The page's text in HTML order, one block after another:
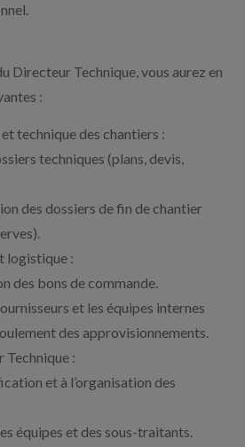
Directeur Technique, vous aurez en
:
technique des chantiers :
techniques (plans, devis,
des dossiers de fin de chantier
logistique :
des bons de commande.
et les équipes internes
des approvisionnements.
Technique :
et à l’organisation des
équipes et des sous-traitants.